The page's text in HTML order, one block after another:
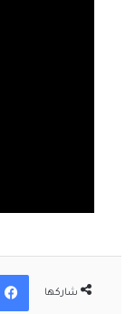
شاركها